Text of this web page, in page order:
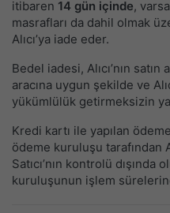
itibaren 14 gün içinde,
masrafları da dahil olmak
Alıcı’ya iade eder.
Bedel iadesi, Alıcı’nın satın
aracına uygun şekilde ve
yükümlülük getirmeksizin
Kredi kartı ile yapılan
ödeme kuruluşu tarafından
Satıcı’nın kontrolü
kuruluşunun işlem